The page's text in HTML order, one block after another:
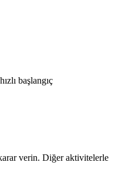
başlangıç
verin. Diğer aktivitelerle